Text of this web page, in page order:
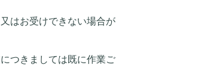
はお受けできない場合が
つきましては既に作業ご